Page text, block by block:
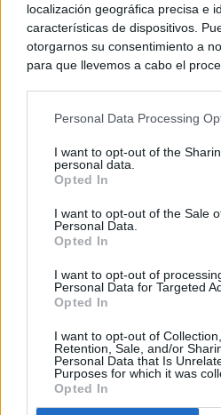
localización geográfica precisa e
características de dispositivos.
otorgarnos su consentimiento a
para que llevemos a cabo el
negar su consentimiento. Tenga
de su consentimiento, pero usted
rechazar tal procesamiento. Sus
cualquier momento entrando de
visitando nuestra política de
Personal Data Processing
I want to opt-out of the
personal data.
Opted In
I want to opt-out of the Sale
Personal Data.
Opted In
I want to opt-out of
Personal Data for Targeted
Opted In
I want to opt-out of
Retention, Sale, and/or
Personal Data that Is
Purposes for which it was
Opted In